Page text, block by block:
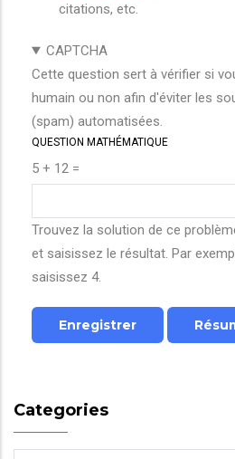
citations, etc.
CAPTCHA
Cette question sert à vérifier si
humain ou non afin d'éviter les
(spam) automatisées.
QUESTION MATHÉMATIQUE
5 + 12 =
Trouvez la solution de ce
et saisissez le résultat. Par
saisissez 4.
Categories